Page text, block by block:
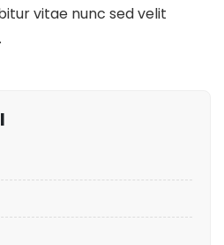
vitae nunc sed velit